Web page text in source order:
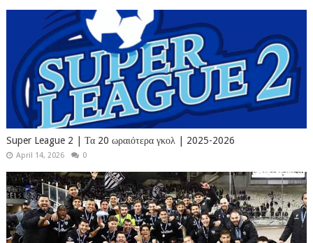
Super League 2 | Τα 20 ωραιότερα γκολ | 2025-2026
April 14, 2026 0